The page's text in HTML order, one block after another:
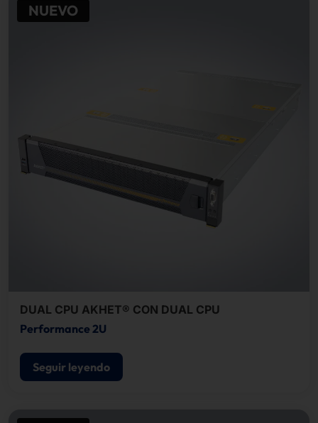
NUEVO
DUAL CPU AKHET® CON DUAL CPU
Performance 2U
Seguir leyendo